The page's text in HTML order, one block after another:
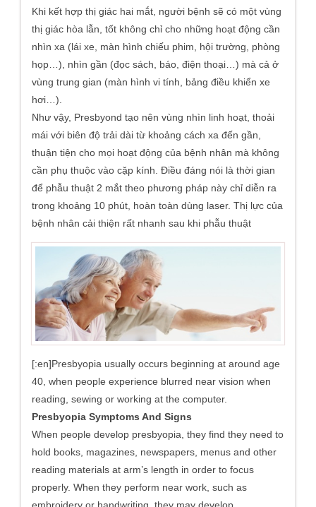
Khi kết hợp thị giác hai mắt, người bệnh sẽ có một vùng
thị giác hòa lẫn, tốt không chỉ cho những hoạt động cần
nhìn xa (lái xe, màn hình chiếu phim, hội trường, phòng
họp…), nhìn gần (đọc sách, báo, điện thoại…) mà cả ở
vùng trung gian (màn hình vi tính, bảng điều khiển xe
hơi…).
Như vậy, Presbyond tạo nên vùng nhìn linh hoạt, thoải
mái với biên độ trải dài từ khoảng cách xa đến gần,
thuận tiện cho mọi hoạt động của bệnh nhân mà không
cần phụ thuộc vào cặp kính. Điều đáng nói là thời gian
để phẫu thuật 2 mắt theo phương pháp này chỉ diễn ra
trong khoảng 10 phút, hoàn toàn dùng laser. Thị lực của
bệnh nhân cải thiện rất nhanh sau khi phẫu thuật
[:en]Presbyopia usually occurs beginning at around age
40, when people experience blurred near vision when
reading, sewing or working at the computer.
Presbyopia Symptoms And Signs
When people develop presbyopia, they find they need to
hold books, magazines, newspapers, menus and other
reading materials at arm’s length in order to focus
properly. When they perform near work, such as